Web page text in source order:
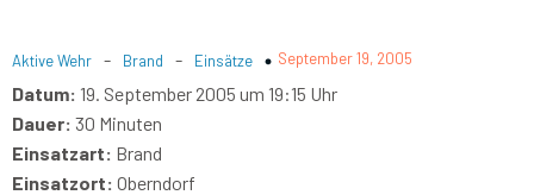
Aktive Wehr - Brand - Einsätze September 19, 2005
Datum: 19. September 2005 um 19:15 Uhr
Dauer: 30 Minuten
Einsatzart: Brand
Einsatzort: Oberndorf